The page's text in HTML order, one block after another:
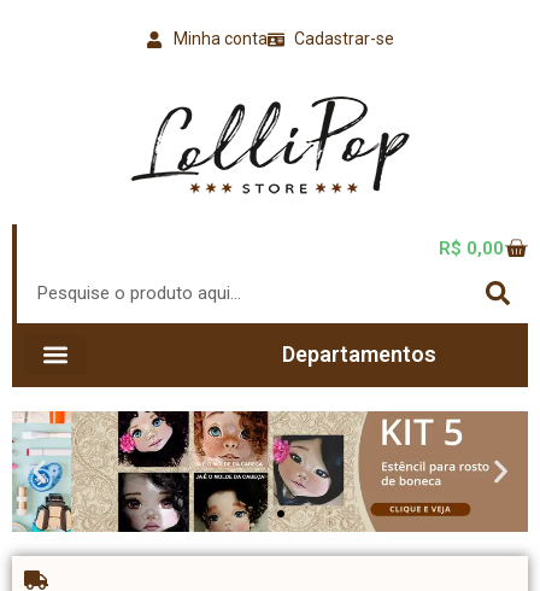
Cadastrar-se
Minha conta
R$ 0,00
Departamentos